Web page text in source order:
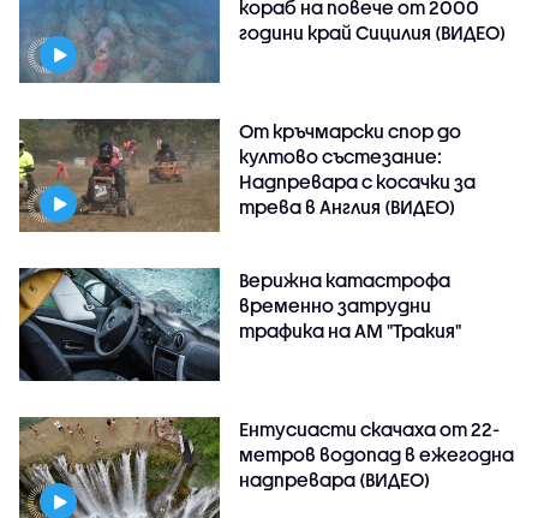
кораб на повече от 2000
години край Сицилия (ВИДЕО)
От кръчмарски спор до
култово състезание:
Надпревара с косачки за
трева в Англия (ВИДЕО)
Верижна катастрофа
временно затрудни
трафика на АМ "Тракия"
Ентусиасти скачаха от 22-
метров водопад в ежегодна
надпревара (ВИДЕО)